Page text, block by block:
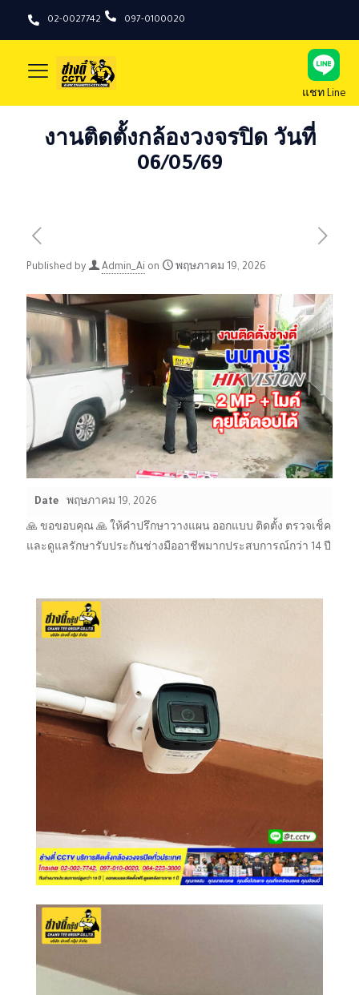
02-0027742 097-0100020
แชท Line
งานติดตั้งกล้องวงจรปิด วันที่
06/05/69
Published by Admin_Ai on พฤษภาคม 19, 2026
Date พฤษภาคม 19, 2026
🙏 ขอขอบคุณ 🙏 ให้คำปรึกษาวางแผน ออกแบบ ติดตั้ง ตรวจเช็ค
และดูแลรักษารับประกันช่างมืออาชีพมากประสบการณ์กว่า 14 ปี